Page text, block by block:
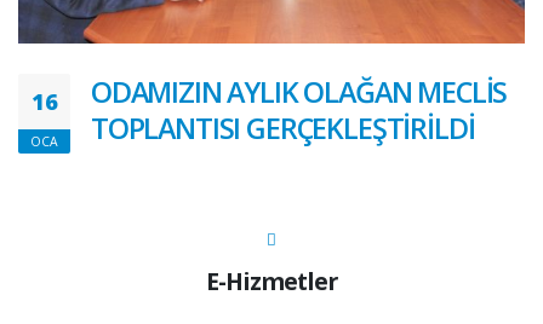
16
OCA
ODAMIZIN AYLIK OLAĞAN MECLİS
TOPLANTISI GERÇEKLEŞTİRİLDİ
E-Hizmetler